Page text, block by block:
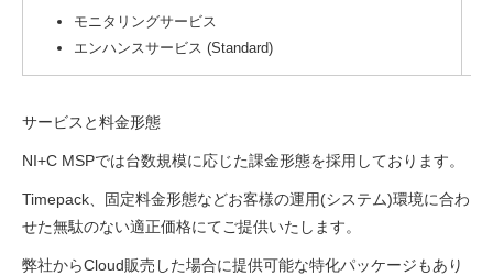
モニタリングサービス
エンハンスサービス (Standard)
サービスと料金形態
NI+C MSPでは台数規模に応じた課金形態を採用しております。
Timepack、固定料金形態などお客様の運用(システム)環境に合わ
せた無駄のない適正価格にてご提供いたします。
弊社からCloud販売した場合に提供可能な特化パッケージもあり